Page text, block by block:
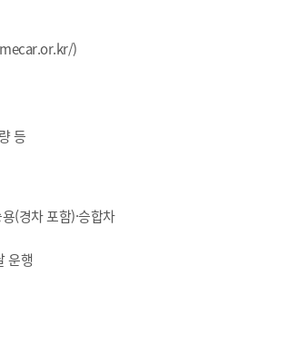
)
등
(경차 포함)·승합차
운행